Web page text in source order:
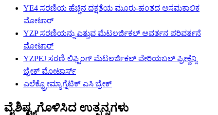
YE4 ಸರಣಿಯ ಹೆಚ್ಚಿನ ದಕ್ಷತೆಯ ಮೂರು-ಹಂತದ ಅಸಮಕಾಲಿಕ
ಮೋಟಾರ್
YZP ಸರಣಿಯನ್ನು ಎತ್ತುವ ಮೆಟಲರ್ಜಿಕಲ್ ಆವರ್ತನ ಪರಿವರ್ತನೆ
ಮೋಟಾರ್
YZPEJ ಸರಣಿ ಲಿಫ್ಟಿಂಗ್ ಮೆಟಲರ್ಜಿಕಲ್ ವೇರಿಯಬಲ್ ಫ್ರೀಕ್ವೆನ್ಸಿ
ಬ್ರೇಕ್ ಮೋಟಾರ್ಸ್
ಎಲೆಕ್ಟ್ರೋಮ್ಯಾಗ್ನೆಟಿಕ್ ಎಸಿ ಬ್ರೇಕ್
ವೈಶಿಷ್ಟ್ಯಗೊಳಿಸಿದ ಉತ್ಪನ್ನಗಳು